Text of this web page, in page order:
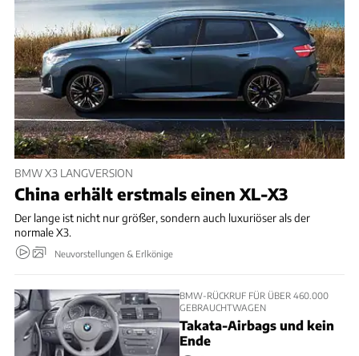
BMW X3 LANGVERSION
China erhält erstmals einen XL-X3
Der lange ist nicht nur größer, sondern auch luxuriöser als der
normale X3.
Neuvorstellungen & Erlkönige
BMW-RÜCKRUF FÜR ÜBER 460.000
GEBRAUCHTWAGEN
Takata-Airbags und kein
Ende